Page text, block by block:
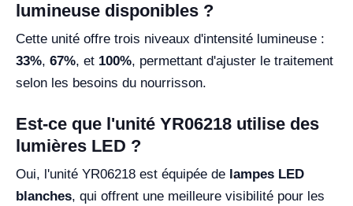
lumineuse disponibles ?
Cette unité offre trois niveaux d'intensité lumineuse :
33%, 67%, et 100%, permettant d'ajuster le traitement
selon les besoins du nourrisson.
Est-ce que l'unité YR06218 utilise des
lumières LED ?
Oui, l'unité YR06218 est équipée de lampes LED
blanches, qui offrent une meilleure visibilité pour les